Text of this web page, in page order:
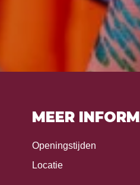
MEER
Openingstijden
Locatie